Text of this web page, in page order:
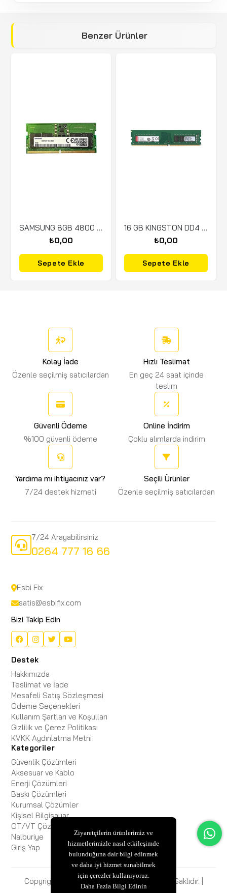
Benzer Ürünler
SAMSUNG 8GB 4800 D5 M425R1GB4BB0-CQKOL (NB)
₺0,00
Sepete Ekle
16 GB KINGSTON DD4 2666Mhz CL19 KVR26N19D8/16
₺0,00
Sepete Ekle
Kolay İade
Özenle seçilmiş satıcılardan
Hızlı Teslimat
En geç 24 saat içinde
teslim
Güvenli Ödeme
%100 güvenli ödeme
Online İndirim
Çoklu alımlarda indirim
Yardıma mı ihtiyacınız var?
7/24 destek hizmeti
Seçili Ürünler
Özenle seçilmiş satıcılardan
7/24 Arayabilirsiniz
0264 777 16 66
Esbi Fix
satis@esbifix.com
Bizi Takip Edin
Destek
Hakkımızda
Teslimat ve İade
Mesafeli Satış Sözleşmesi
Ödeme Seçenekleri
Kullanım Şartları ve Koşulları
Gizlilik ve Çerez Politikası
KVKK Aydınlatma Metni
Kategoriler
Güvenlik Çözümleri
Aksesuar ve Kablo
Enerji Çözümleri
Baskı Çözümleri
Kurumsal Çözümler
Kişisel Bilgisayar
OT/VT Çözümleri
Nalburiye
Giriş Yap
Copyright © 2025 ESBiFiXB2B Tüm Hakları Saklıdır. |
Ziyaretçilerin ürünlerimiz ve
hizmetlerimizle nasıl etkileşimde
bulunduğuna dair bilgi edinmek
ve daha iyi hizmet sunabilmek
için çerezler kullanıyoruz.
Daha Fazla Bilgi Edinin